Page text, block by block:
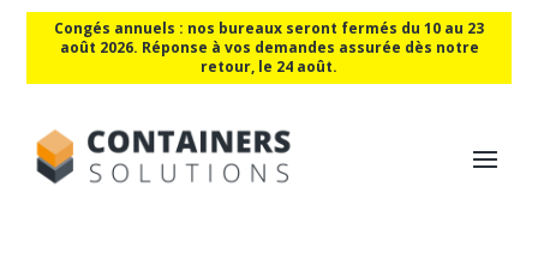
Congés annuels : nos bureaux seront fermés du 10 au 23
août 2026. Réponse à vos demandes assurée dès notre
retour, le 24 août.